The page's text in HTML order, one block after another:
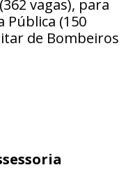
vagas), para
Pública (150
de Bombeiros